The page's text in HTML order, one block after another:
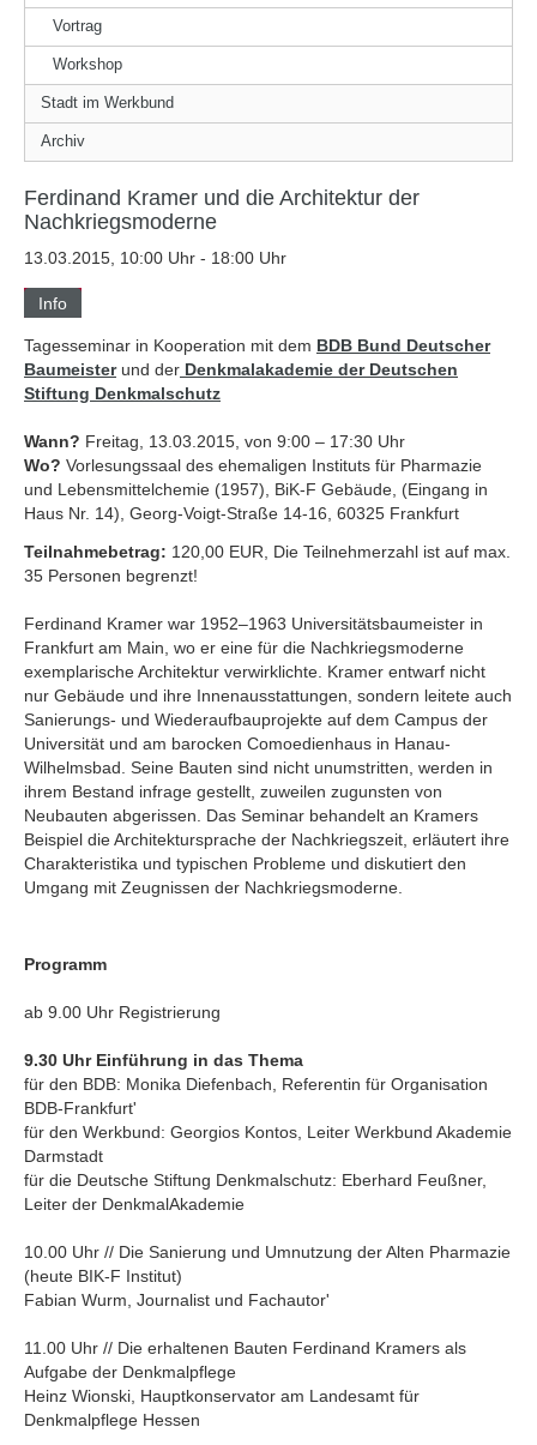
Vortrag
Workshop
Stadt im Werkbund
Archiv
Ferdinand Kramer und die Architektur der
Nachkriegsmoderne
13.03.2015, 10:00 Uhr - 18:00 Uhr
Info
Tagesseminar in Kooperation mit dem BDB Bund Deutscher
Baumeisterund der Denkmalakademie der Deutschen
Stiftung Denkmalschutz
Wann? Freitag, 13.03.2015, von 9:00 – 17:30 Uhr
Wo? Vorlesungssaal des ehemaligen Instituts für Pharmazie
und Lebensmittelchemie (1957), BiK-F Gebäude, (Eingang in
Haus Nr. 14), Georg-Voigt-Straße 14-16, 60325 Frankfurt
Teilnahmebetrag: 120,00 EUR, Die Teilnehmerzahl ist auf max.
35 Personen begrenzt!
Ferdinand Kramer war 1952–1963 Universitätsbaumeister in
Frankfurt am Main, wo er eine für die Nachkriegsmoderne
exemplarische Architektur verwirklichte. Kramer entwarf nicht
nur Gebäude und ihre Innenausstattungen, sondern leitete auch
Sanierungs- und Wiederaufbauprojekte auf dem Campus der
Universität und am barocken Comoedienhaus in Hanau-
Wilhelmsbad. Seine Bauten sind nicht unumstritten, werden in
ihrem Bestand infrage gestellt, zuweilen zugunsten von
Neubauten abgerissen. Das Seminar behandelt an Kramers
Beispiel die Architektursprache der Nachkriegszeit, erläutert ihre
Charakteristika und typischen Probleme und diskutiert den
Umgang mit Zeugnissen der Nachkriegsmoderne.
Programm
ab 9.00 Uhr Registrierung
9.30 Uhr Einführung in das Thema
für den BDB: Monika Diefenbach, Referentin für Organisation
BDB-Frankfurt'
für den Werkbund: Georgios Kontos, Leiter Werkbund Akademie
Darmstadt
für die Deutsche Stiftung Denkmalschutz: Eberhard Feußner,
Leiter der DenkmalAkademie
10.00 Uhr // Die Sanierung und Umnutzung der Alten Pharmazie
(heute BIK-F Institut)
Fabian Wurm, Journalist und Fachautor'
11.00 Uhr // Die erhaltenen Bauten Ferdinand Kramers als
Aufgabe der Denkmalpflege
Heinz Wionski, Hauptkonservator am Landesamt für
Denkmalpflege Hessen